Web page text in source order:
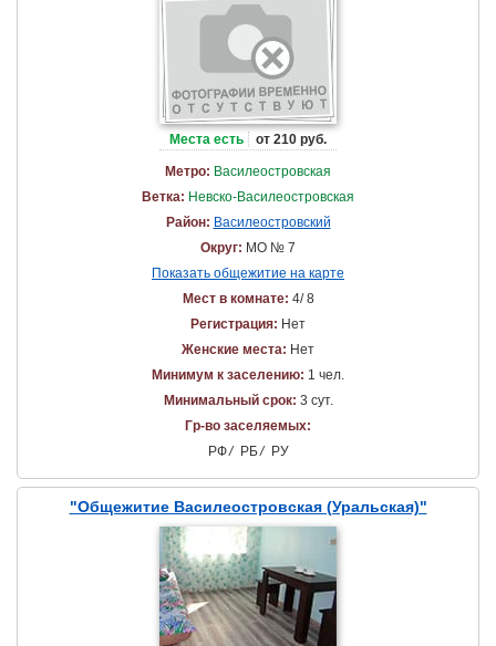
Места есть от 210 руб.
Метро: Василеостровская
Ветка: Невско-Василеостровская
Район: Василеостровский
Округ: МО № 7
Показать общежитие на карте
Мест в комнате: 4/ 8
Регистрация: Нет
Женские места: Нет
Минимум к заселению: 1 чел.
Минимальный срок: 3 сут.
Гр-во заселяемых:
РФ/ РБ/ РУ
"Общежитие Василеостровская (Уральская)"